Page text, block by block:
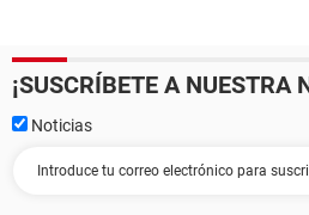
¡SUSCRÍBETE A NUESTRA
Noticias